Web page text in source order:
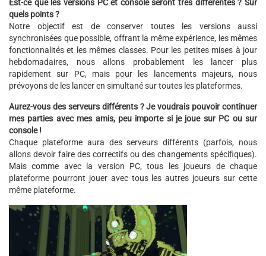
Est-ce que les versions PC et console seront très différentes ? Sur
quels points ?
Notre objectif est de conserver toutes les versions aussi
synchronisées que possible, offrant la même expérience, les mêmes
fonctionnalités et les mêmes classes. Pour les petites mises à jour
hebdomadaires, nous allons probablement les lancer plus
rapidement sur PC, mais pour les lancements majeurs, nous
prévoyons de les lancer en simultané sur toutes les plateformes.
Aurez-vous des serveurs différents ? Je voudrais pouvoir continuer
mes parties avec mes amis, peu importe si je joue sur PC ou sur
console !
Chaque plateforme aura des serveurs différents (parfois, nous
allons devoir faire des correctifs ou des changements spécifiques).
Mais comme avec la version PC, tous les joueurs de chaque
plateforme pourront jouer avec tous les autres joueurs sur cette
même plateforme.